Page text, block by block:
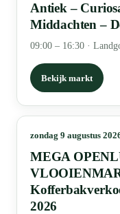
Antiek –
Middachten –
09:00 – 16:30 ·
Bekijk markt
zondag 9 augustus
MEGA
2026